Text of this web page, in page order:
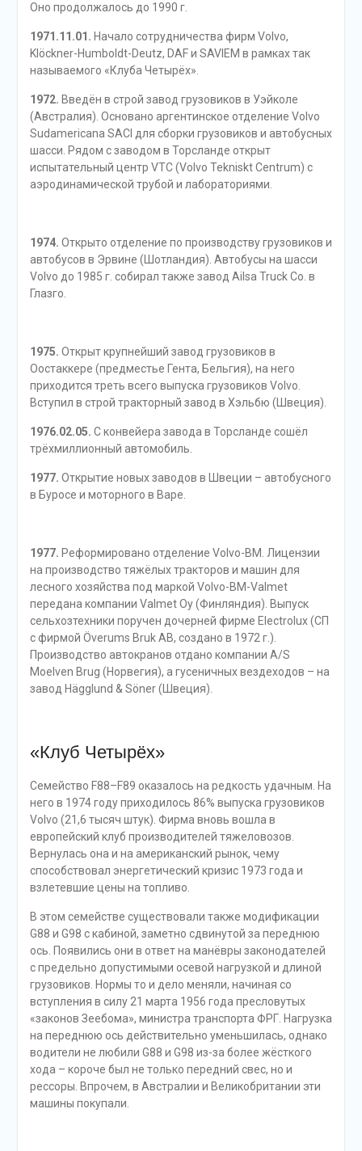
Оно продолжалось до 1990 г.
1971.11.01. Начало сотрудничества фирм Volvo,
Klöckner-Humboldt-Deutz, DAF и SAVIEM в рамках так
называемого «Клуба Четырёх».
1972. Введён в строй завод грузовиков в Уэйколе
(Австралия). Основано аргентинское отделение Volvo
Sudamericana SACI для сборки грузовиков и автобусных
шасси. Рядом с заводом в Торсланде открыт
испытательный центр VTC (Volvo Tekniskt Centrum) с
аэродинамической трубой и лабораториями.
1974. Открыто отделение по производству грузовиков и
автобусов в Эрвине (Шотландия). Автобусы на шасси
Volvo до 1985 г. собирал также завод Ailsa Truck Co. в
Глазго.
1975. Открыт крупнейший завод грузовиков в
Оостаккере (предместье Гента, Бельгия), на него
приходится треть всего выпуска грузовиков Volvo.
Вступил в строй тракторный завод в Хэльбю (Швеция).
1976.02.05. С конвейера завода в Торсланде сошёл
трёхмиллионный автомобиль.
1977. Открытие новых заводов в Швеции – автобусного
в Буросе и моторного в Варе.
1977. Реформировано отделение Volvo-BM. Лицензии
на производство тяжёлых тракторов и машин для
лесного хозяйства под маркой Volvo-BM-Valmet
передана компании Valmet Oy (Финляндия). Выпуск
сельхозтехники поручен дочерней фирме Electrolux (СП
с фирмой Överums Bruk AB, создано в 1972 г.).
Производство автокранов отдано компании A/S
Moelven Brug (Норвегия), а гусеничных вездеходов – на
завод Hägglund & Söner (Швеция).
«Клуб Четырёх»
Семейство F88–F89 оказалось на редкость удачным. На
него в 1974 году приходилось 86% выпуска грузовиков
Volvo (21,6 тысяч штук). Фирма вновь вошла в
европейский клуб производителей тяжеловозов.
Вернулась она и на американский рынок, чему
способствовал энергетический кризис 1973 года и
взлетевшие цены на топливо.
В этом семействе существовали также модификации
G88 и G98 с кабиной, заметно cдвинутой за переднюю
ось. Появились они в ответ на манёвры законодателей
с предельно допустимыми осевой нагрузкой и длиной
грузовиков. Нормы то и дело меняли, начиная со
вступления в силу 21 марта 1956 года пресловутых
«законов Зеебома», министра транспорта ФРГ. Нагрузка
на переднюю ось действительно уменьшилась, однако
водители не любили G88 и G98 из-за более жёсткого
хода – короче был не только передний свес, но и
рессоры. Впрочем, в Австралии и Великобритании эти
машины покупали.